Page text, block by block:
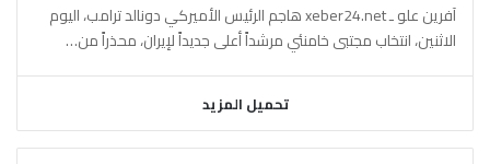
آفرين علو ـ xeber24.net هاجم الرئيس الأميركي دونالد ترامب، اليوم
الاثنين، انتخاب مجتبى خامنئي مرشداً أعلى جديداً لإيران، محذراً من…
تحميل المزيد